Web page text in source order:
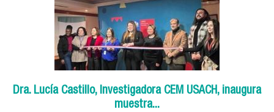
Dra. Lucía Castillo, Investigadora CEM USACH, inaugura
muestra...